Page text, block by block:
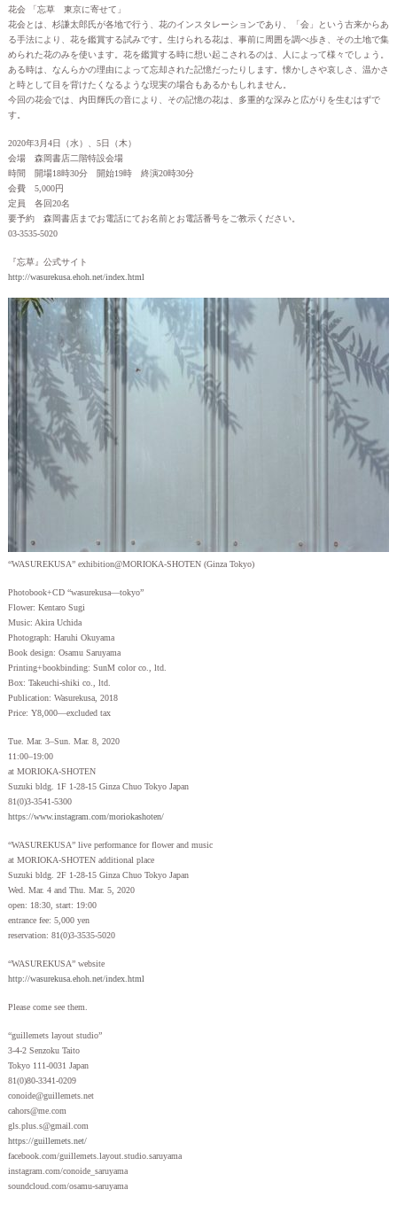
花会 「忘草 東京に寄せて」
花会とは、杉謙太郎氏が各地で行う、花のインスタレーションであり、「会」という古来からあ
る手法により、花を鑑賞する試みです。生けられる花は、事前に周囲を調べ歩き、その土地で集
められた花のみを使います。花を鑑賞する時に想い起こされるのは、人によって様々でしょう。
ある時は、なんらかの理由によって忘却された記憶だったりします。懐かしさや哀しさ、温かさ
と時として目を背けたくなるような現実の場合もあるかもしれません。
今回の花会では、内田輝氏の音により、その記憶の花は、多重的な深みと広がりを生むはずで
す。
2020年3月4日（水）、5日（木）
会場 森岡書店二階特設会場
時間 開場18時30分 開始19時 終演20時30分
会費 5,000円
定員 各回20名
要予約 森岡書店までお電話にてお名前とお電話番号をご教示ください。
03-3535-5020
『忘草』公式サイト
http://wasurekusa.ehoh.net/index.html
“WASUREKUSA” exhibition@MORIOKA-SHOTEN (Ginza Tokyo)
Photobook+CD “wasurekusa—tokyo”
Flower: Kentaro Sugi
Music: Akira Uchida
Photograph: Haruhi Okuyama
Book design: Osamu Saruyama
Printing+bookbinding: SunM color co., ltd.
Box: Takeuchi-shiki co., ltd.
Publication: Wasurekusa, 2018
Price: Y8,000—excluded tax
Tue. Mar. 3–Sun. Mar. 8, 2020
11:00–19:00
at MORIOKA-SHOTEN
Suzuki bldg. 1F 1-28-15 Ginza Chuo Tokyo Japan
81(0)3-3541-5300
https://www.instagram.com/moriokashoten/
“WASUREKUSA” live performance for flower and music
at MORIOKA-SHOTEN additional place
Suzuki bldg. 2F 1-28-15 Ginza Chuo Tokyo Japan
Wed. Mar. 4 and Thu. Mar. 5, 2020
open: 18:30, start: 19:00
entrance fee: 5,000 yen
reservation: 81(0)3-3535-5020
“WASUREKUSA” website
http://wasurekusa.ehoh.net/index.html
Please come see them.
“guillemets layout studio”
3-4-2 Senzoku Taito
Tokyo 111-0031 Japan
81(0)80-3341-0209
conoide@guillemets.net
cahors@me.com
gls.plus.s@gmail.com
https://guillemets.net/
facebook.com/guillemets.layout.studio.saruyama
instagram.com/conoide_saruyama
soundcloud.com/osamu-saruyama